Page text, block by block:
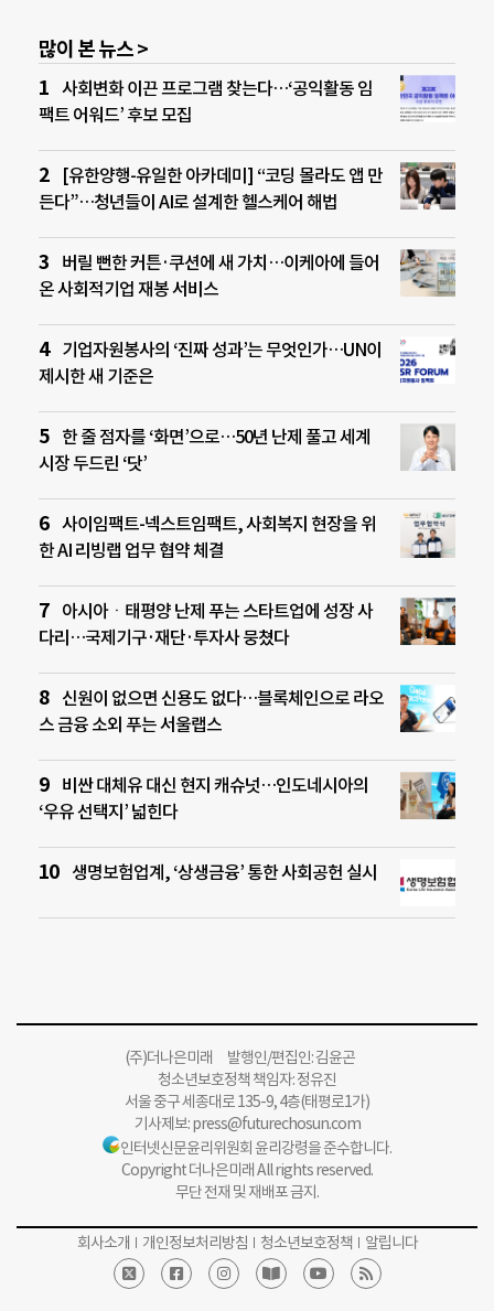
많이 본 뉴스 >
사회변화 이끈 프로그램 찾는다…‘공익활동 임
팩트 어워드’ 후보 모집
[유한양행-유일한 아카데미] “코딩 몰라도 앱 만
든다”…청년들이 AI로 설계한 헬스케어 해법
버릴 뻔한 커튼·쿠션에 새 가치…이케아에 들어
온 사회적기업 재봉 서비스
기업자원봉사의 ‘진짜 성과’는 무엇인가…UN이
제시한 새 기준은
한 줄 점자를 ‘화면’으로…50년 난제 풀고 세계
시장 두드린 ‘닷’
사이임팩트-넥스트임팩트, 사회복지 현장을 위
한 AI 리빙랩 업무 협약 체결
아시아ㆍ태평양 난제 푸는 스타트업에 성장 사
다리…국제기구·재단·투자사 뭉쳤다
신원이 없으면 신용도 없다…블록체인으로 라오
스 금융 소외 푸는 서울랩스
비싼 대체유 대신 현지 캐슈넛…인도네시아의
‘우유 선택지’ 넓힌다
생명보험업계, ‘상생금융’ 통한 사회공헌 실시
(주)더나은미래 발행인/편집인: 김윤곤
청소년보호정책 책임자: 정유진
서울 중구 세종대로 135-9, 4층(태평로1가)
기사제보:press@futurechosun.com
인터넷신문윤리위원회 윤리강령을 준수합니다.
Copyright 더나은미래 All rights reserved.
무단 전재 및 재배포 금지.
회사소개 개인정보처리방침 청소년보호정책 알립니다